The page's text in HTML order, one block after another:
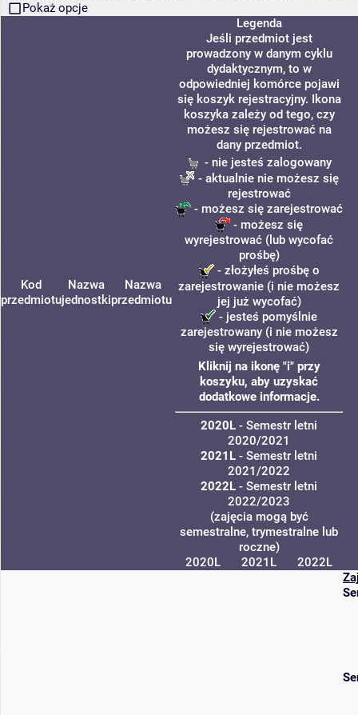
Pokaż opcje
Kod
przedmiotu
Nazwa
jednostki
Nazwa
przedmiotu
Legenda
Jeśli przedmiot jest
prowadzony w danym cyklu
dydaktycznym, to w
odpowiedniej komórce pojawi
się koszyk rejestracyjny. Ikona
koszyka zależy od tego, czy
możesz się rejestrować na
dany przedmiot.
- nie jesteś zalogowany
- aktualnie nie możesz się
rejestrować
- możesz się zarejestrować
- możesz się
wyrejestrować (lub wycofać
prośbę)
- złożyłeś prośbę o
zarejestrowanie (i nie możesz
jej już wycofać)
- jesteś pomyślnie
zarejestrowany (i nie możesz
się wyrejestrować)
Kliknij na ikonę "i" przy
koszyku, aby uzyskać
dodatkowe informacje.
2020L - Semestr letni
2020/2021
2021L - Semestr letni
2021/2022
2022L - Semestr letni
2022/2023
(zajęcia mogą być
semestralne, trymestralne lub
roczne)
2020L
2021L 2022L